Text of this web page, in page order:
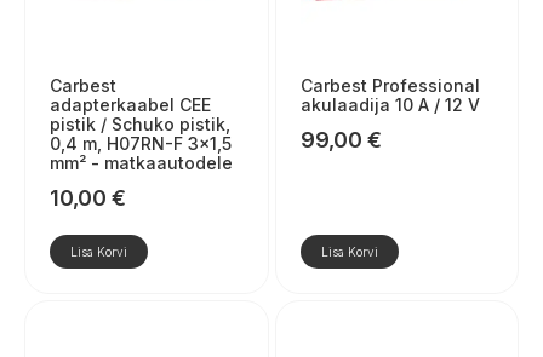
Carbest
adapterkaabel CEE
pistik / Schuko pistik,
0,4 m, H07RN-F 3×1,5
mm² - matkaautodele
10,00 €
Lisa Korvi
Carbest Professional
akulaadija 10 A / 12 V
99,00 €
Lisa Korvi